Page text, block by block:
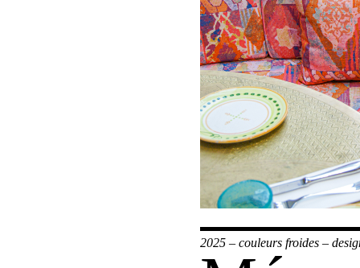
2025 – couleurs froides –